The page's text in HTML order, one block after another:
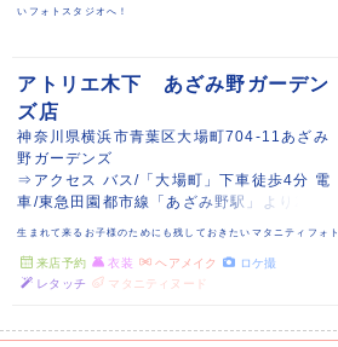
いフォトスタジオへ！
アトリエ木下 あざみ野ガーデン
ズ店
神奈川県横浜市青葉区大場町704-11あざみ
野ガーデンズ
⇒アクセス バス/「大場町」下車徒歩4分 電
車/東急田園都市線「あざみ野駅」より20分
生まれて来るお子様のためにも残しておきたいマタニティフォト
来店予約 衣装 ヘアメイク
ロケ撮
レタッチ
マタニティヌード